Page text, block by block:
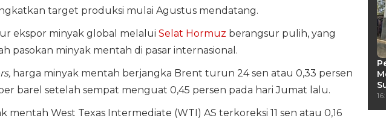
target produksi mulai Agustus mendatang.
ekspor minyak global melalui Selat Hormuz berangsur pulih, yang
pasokan minyak mentah di pasar internasional.
harga minyak mentah berjangka Brent turun 24 sen atau 0,33 persen
barel setelah sempat menguat 0,45 persen pada hari Jumat lalu.
mentah West Texas Intermediate (WTI) AS terkoreksi 11 sen atau 0,16